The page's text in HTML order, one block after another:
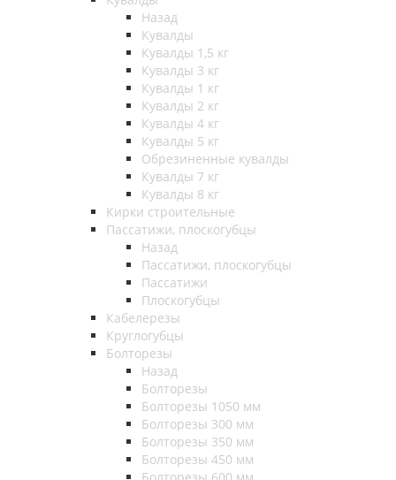
Назад
Кувалды
Кувалды 1,5 кг
Кувалды 3 кг
Кувалды 1 кг
Кувалды 2 кг
Кувалды 4 кг
Кувалды 5 кг
Обрезиненные кувалды
Кувалды 7 кг
Кувалды 8 кг
Кирки строительные
Пассатижи, плоскогубцы
Назад
Пассатижи, плоскогубцы
Пассатижи
Плоскогубцы
Кабелерезы
Круглогубцы
Болторезы
Назад
Болторезы
Болторезы 1050 мм
Болторезы 300 мм
Болторезы 350 мм
Болторезы 450 мм
Болторезы 600 мм